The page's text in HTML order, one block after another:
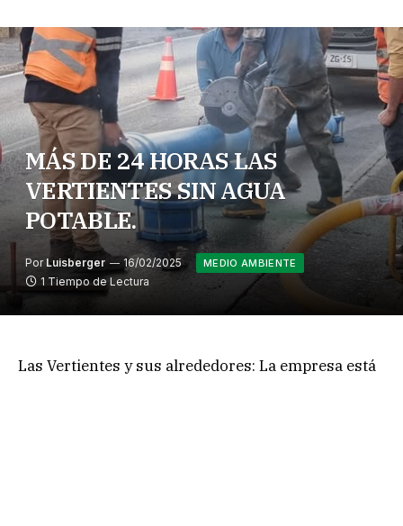
MÁS DE 24 HORAS LAS
VERTIENTES SIN AGUA
POTABLE.
Por Luisberger 16/02/2025 MEDIO AMBIENTE
1 Tiempo de Lectura
Las Vertientes y sus alrededores: La empresa está